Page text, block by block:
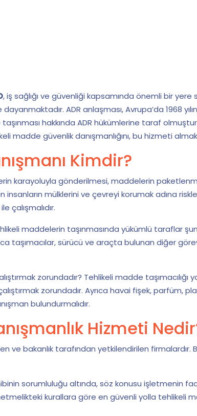
, iş sağlığı ve güvenliği kapsamında önemli bir
ADR anlaşması, Avrupa’da 1968
hakkında ADR hükümlerine taraf
madde güvenlik danışmanlığını, bu hizmeti
Kimdir?
karayoluyla gönderilmesi, maddelerin
mülklerini ve çevreyi korumak adına
çalışmalıdır.
maddelerin taşınmasında yükümlü taraflar
taşımacılar, sürücü ve araçta bulunan diğer
zorundadır? Tehlikeli madde
zorundadır. Ayrıca havai fişek, parfüm,
bulundurmalıdır.
Hizmeti
ve bakanlık tarafından yetkilendirilen
sorumluluğu altında, söz konusu işletmenin
kurallara göre en güvenli yolla tehlikeli